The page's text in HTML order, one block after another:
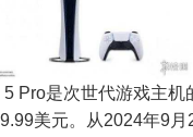
是次世代游戏主机
美元。从2024年9月